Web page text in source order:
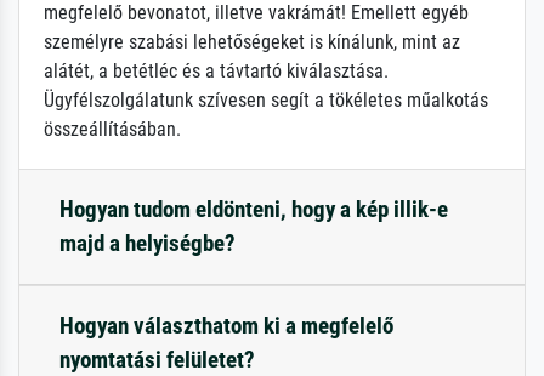
megfelelő bevonatot, illetve vakrámát! Emellett egyéb
személyre szabási lehetőségeket is kínálunk, mint az
alátét, a betétléc és a távtartó kiválasztása.
Ügyfélszolgálatunk szívesen segít a tökéletes műalkotás
összeállításában.
Hogyan tudom eldönteni, hogy a kép illik-e
majd a helyiségbe?
Hogyan választhatom ki a megfelelő
nyomtatási felületet?